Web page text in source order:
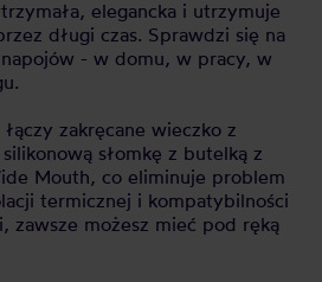
elegancka i utrzymuje
długi czas. Sprawdzi się na
- w domu, w pracy, w
zakręcane wieczko z
słomkę z butelką z
Mouth, co eliminuje problem
termicznej i kompatybilności
zawsze możesz mieć pod ręką